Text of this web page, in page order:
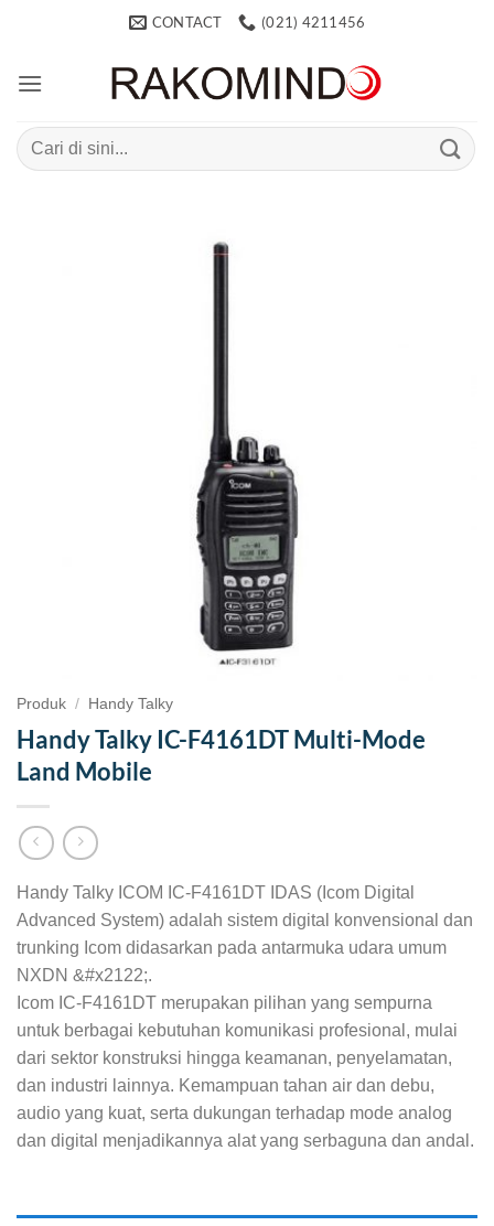
CONTACT (021) 4211456
Search
for:
Produk / Handy Talky
Handy Talky IC-F4161DT Multi-Mode
Land Mobile
Handy Talky ICOM IC-F4161DT IDAS (Icom Digital
Advanced System) adalah sistem digital konvensional dan
trunking Icom didasarkan pada antarmuka udara umum
NXDN &#x2122;.
Icom IC-F4161DT merupakan pilihan yang sempurna
untuk berbagai kebutuhan komunikasi profesional, mulai
dari sektor konstruksi hingga keamanan, penyelamatan,
dan industri lainnya. Kemampuan tahan air dan debu,
audio yang kuat, serta dukungan terhadap mode analog
dan digital menjadikannya alat yang serbaguna dan andal.